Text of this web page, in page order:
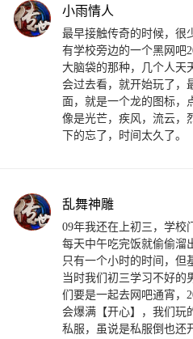
小雨情人
最早接触传奇的时候，很
有学校旁边的一个黑网吧
大脑袋的那种，几个人天
会过去看，就开始玩了，
面，就是一个龙的图标，
像是光芒，疾风，流云，
下的忘了，时间太久了。
乱舞神雕
09年我还在上初三，学校
每天中午吃完饭就偷偷溜
只有一个小时的时间，但
当时我们初三学习不好的
们要是一起去网吧通宵，
会爆满【开心】，我们玩
私服，虽说是私服倒也还